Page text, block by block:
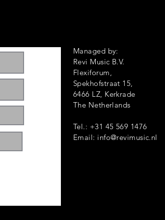
Managed by:
Revi Music B.V.
Flexiforum,
Spekhofstraat
6466 LZ, Kerkrade
The Netherlands
Tel.: +31 45 569 1476
Email: info@revimusic.nl